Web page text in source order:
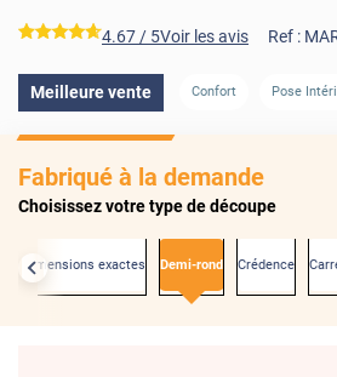
*****
4.67 / 5Voir les avis Ref :
Meilleure vente Confort Pose
Fabriqué à la demande
Choisissez votre type de découpe
Aux dimensions exactes Demi-rond Crédence